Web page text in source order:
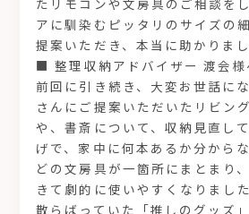
たリモコンや文房具のご相談を
アに馴染むピッタリのサイズの
提案いただき、本当に助かりまし
■ 整理収納アドバイザー 渡会様
前回に引き続き、大変お世話に
さんにご提案いただいたリビン
や、書斎について、収納見直し
げで、家中に何本あるか分から
どの文房具が一箇所にまとまり
きて劇的に使いやすくなりました
散らばっていた「推しのグッズ